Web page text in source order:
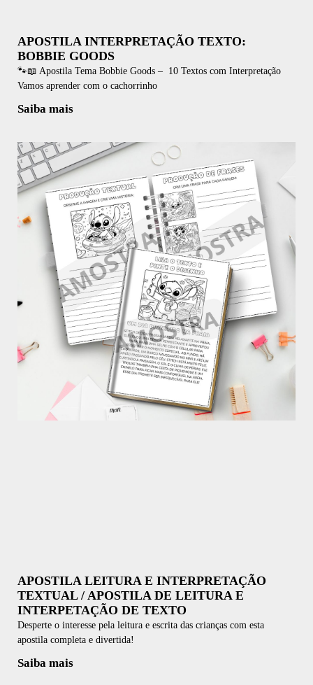
APOSTILA INTERPRETAÇÃO TEXTO:
BOBBIE GOODS
🐾📖 Apostila Tema Bobbie Goods – 10 Textos com Interpretação
Vamos aprender com o cachorrinho
Saiba mais
APOSTILA LEITURA E INTERPRETAÇÃO
TEXTUAL / APOSTILA DE LEITURA E
INTERPETAÇÃO DE TEXTO
Desperte o interesse pela leitura e escrita das crianças com esta
apostila completa e divertida!
Saiba mais